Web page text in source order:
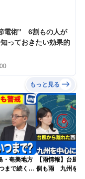
電術” 6割もの人が
っておきたい効果的
もっと見る
・奄美地方
まで続く？
【雨情報】台風
側も雨 九州を中